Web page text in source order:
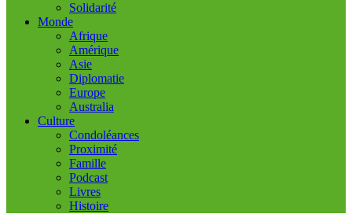
Solidarité
Monde
Afrique
Amérique
Asie
Diplomatie
Europe
Australia
Culture
Condoléances
Proximité
Famille
Podcast
Livres
Histoire